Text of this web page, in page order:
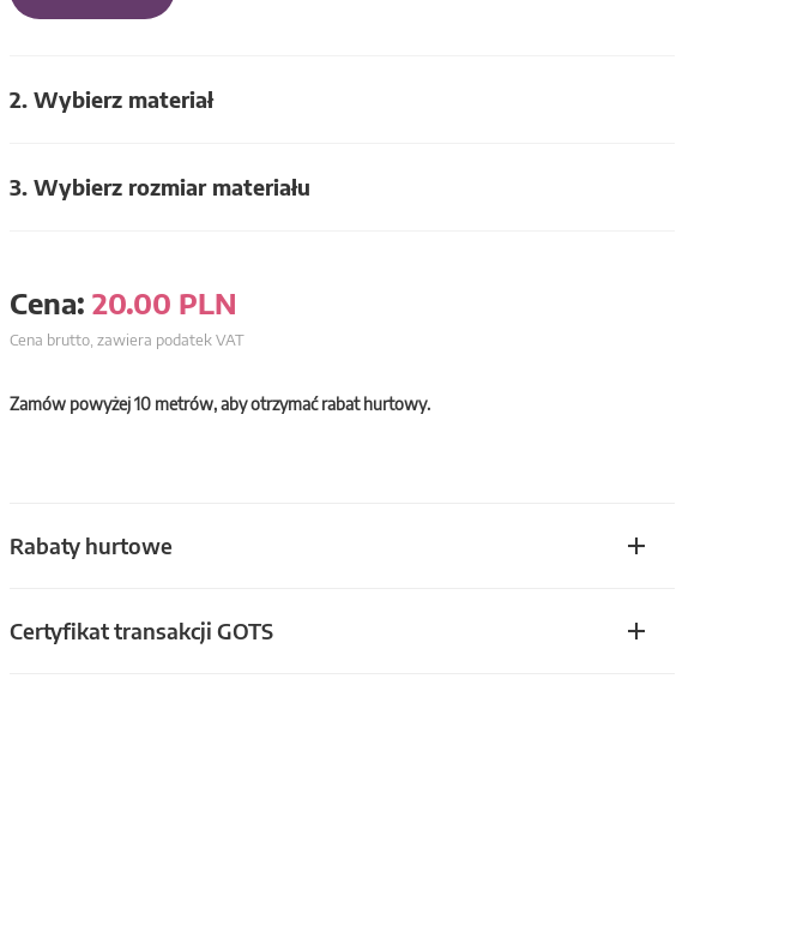
2. Wybierz materiał
3. Wybierz rozmiar materiału
Cena: 20.00 PLN
Cena brutto, zawiera podatek VAT
Zamów powyżej 10 metrów, aby otrzymać rabat hurtowy.
Rabaty hurtowe
Certyfikat transakcji GOTS